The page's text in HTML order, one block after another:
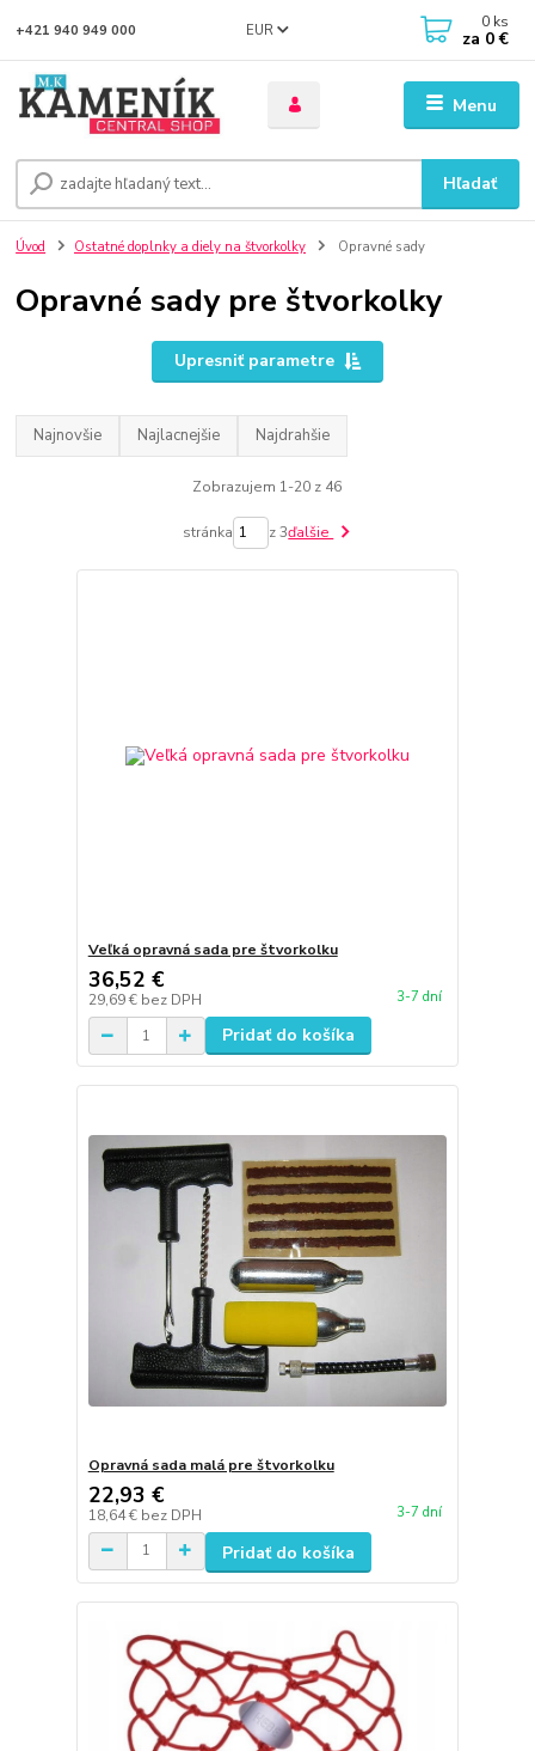
Menu
EUR
Hľadať
+421 940 949 000 0 ks
za 0 €
Úvod Ostatné doplnky a diely na štvorkolky Opravné sady
Opravné sady pre štvorkolky
Upresniť parametre
Najnovšie Najlacnejšie Najdrahšie
Zobrazujem 1-20 z 46
stránka z 3ďalšie
Veľká opravná sada pre štvorkolku
36,52 €
29,69 € bez DPH 3-7 dní
Pridať do košíka
Opravná sada malá pre štvorkolku
22,93 €
18,64 € bez DPH 3-7 dní
Pridať do košíka